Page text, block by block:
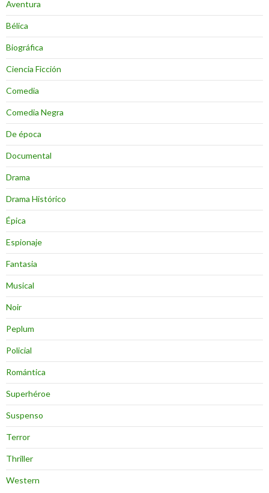
Aventura
Bélica
Biográfica
Ciencia Ficción
Comedia
Comedia Negra
De época
Documental
Drama
Drama Histórico
Épica
Espionaje
Fantasia
Musical
Noir
Peplum
Policial
Romántica
Superhéroe
Suspenso
Terror
Thriller
Western